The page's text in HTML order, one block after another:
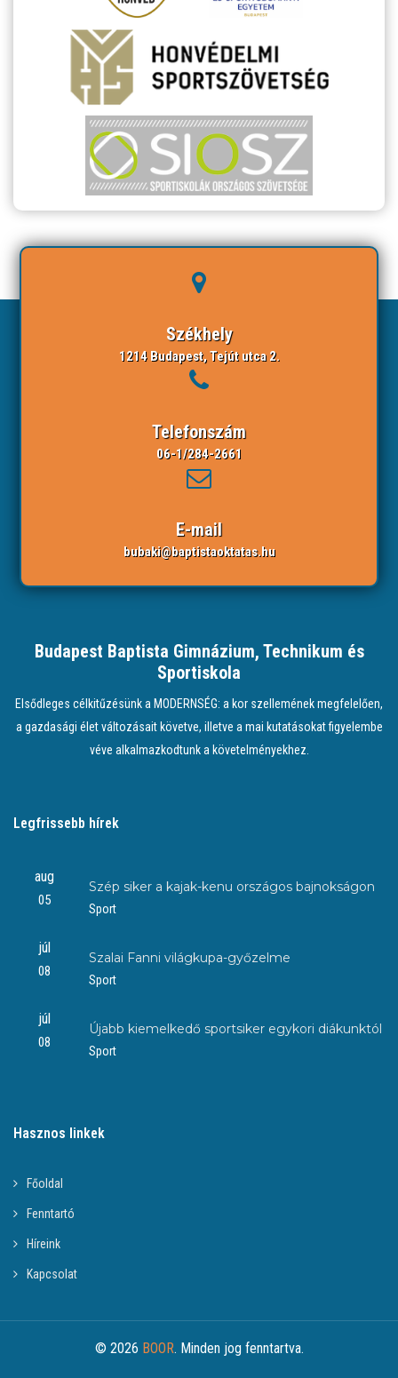
Székhely
1214 Budapest, Tejút utca 2.
Telefonszám
06-1/284-2661
E-mail
bubaki@baptistaoktatas.hu
Budapest Baptista Gimnázium, Technikum és
Sportiskola
Elsődleges célkitűzésünk a MODERNSÉG: a kor szellemének megfelelően,
a gazdasági élet változásait követve, illetve a mai kutatásokat figyelembe
véve alkalmazkodtunk a követelményekhez.
Legfrissebb hírek
aug
05
Szép siker a kajak-kenu országos bajnokságon
Sport
júl
08
Szalai Fanni világkupa-győzelme
Sport
júl
08
Újabb kiemelkedő sportsiker egykori diákunktól
Sport
Hasznos linkek
Főoldal
Fenntartó
Híreink
Kapcsolat
© 2026 BOOR. Minden jog fenntartva.